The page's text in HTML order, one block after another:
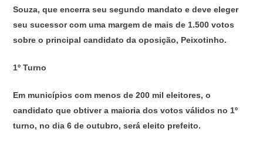
Souza, que encerra seu segundo mandato e deve eleger
seu sucessor com uma margem de mais de 1.500 votos
sobre o principal candidato da oposição, Peixotinho.
1º Turno
Em municípios com menos de 200 mil eleitores, o
candidato que obtiver a maioria dos votos válidos no 1º
turno, no dia 6 de outubro, será eleito prefeito.